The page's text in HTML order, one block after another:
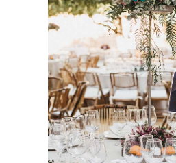
Dtallo - Tienda online de flores